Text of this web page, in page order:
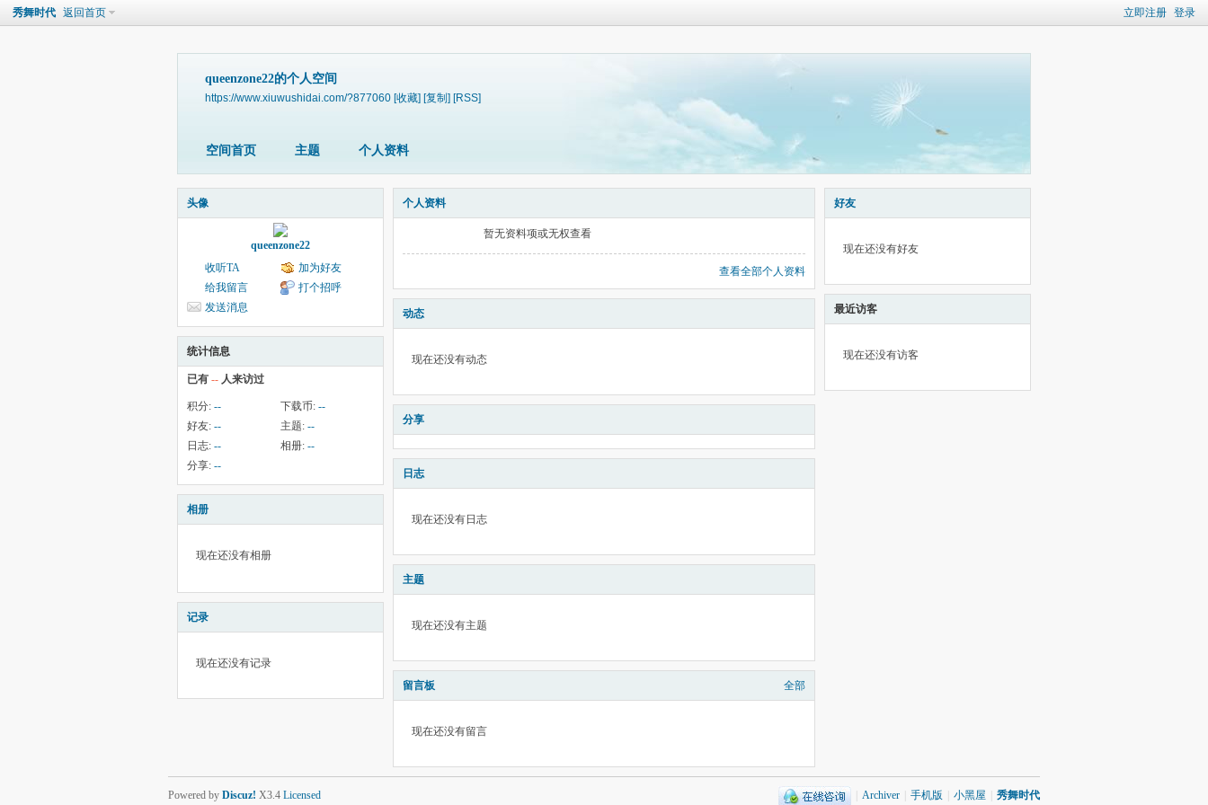
立即注册 登录
秀舞时代 返回首页
queenzone22的个人空间
https://www.xiuwushidai.com/?877060 [收藏] [复制] [RSS]
空间首页 主题 个人资料
头像
queenzone22
收听TA
加为好友
给我留言
打个招呼
发送消息
统计信息
已有 -- 人来访过
积分: -- 下载币: --
好友: -- 主题: --
日志: -- 相册: --
分享: --
相册
现在还没有相册
记录
现在还没有记录
个人资料
暂无资料项或无权查看
查看全部个人资料
动态
现在还没有动态
分享
日志
现在还没有日志
主题
现在还没有主题
留言板 全部
现在还没有留言
好友
现在还没有好友
最近访客
现在还没有访客
Archiver 手机版 小黑屋 秀舞时代
Powered by Discuz! X3.4 Licensed